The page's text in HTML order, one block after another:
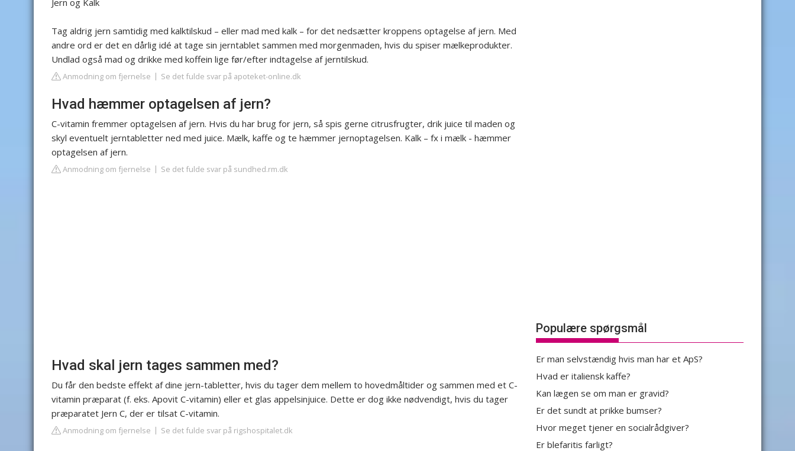
Jern og Kalk
Tag aldrig jern samtidig med kalktilskud – eller mad med kalk – for det nedsætter kroppens optagelse af jern. Med
andre ord er det en dårlig idé at tage sin jerntablet sammen med morgenmaden, hvis du spiser mælkeprodukter.
Undlad også mad og drikke med koffein lige før/efter indtagelse af jerntilskud.
Anmodning om fjernelse Se det fulde svar på apoteket-online.dk
Hvad hæmmer optagelsen af jern?
C-vitamin fremmer optagelsen af jern. Hvis du har brug for jern, så spis gerne citrusfrugter, drik juice til maden og
skyl eventuelt jerntabletter ned med juice. Mælk, kaffe og te hæmmer jernoptagelsen. Kalk – fx i mælk - hæmmer
optagelsen af jern.
Anmodning om fjernelse Se det fulde svar på sundhed.rm.dk
Hvad skal jern tages sammen med?
Du får den bedste effekt af dine jern-tabletter, hvis du tager dem mellem to hovedmåltider og sammen med et C-
vitamin præparat (f. eks. Apovit C-vitamin) eller et glas appelsinjuice. Dette er dog ikke nødvendigt, hvis du tager
præparatet Jern C, der er tilsat C-vitamin.
Anmodning om fjernelse Se det fulde svar på rigshospitalet.dk
Populære spørgsmål
Er man selvstændig hvis man har et ApS?
Hvad er italiensk kaffe?
Kan lægen se om man er gravid?
Er det sundt at prikke bumser?
Hvor meget tjener en socialrådgiver?
Er blefaritis farligt?